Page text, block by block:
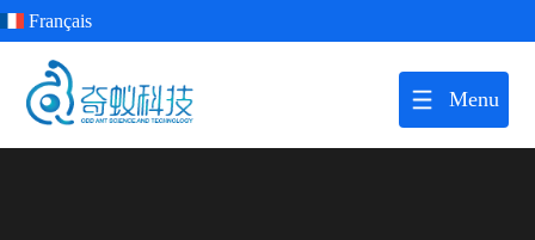
Français
Menu